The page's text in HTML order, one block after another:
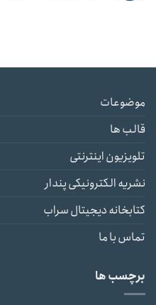
موضوعات
قالب ها
تلویزیون اینترنتی
نشریه الکترونیکی پندار
کتابخانه دیجیتال سراب
تماس با ما
برچسب ها